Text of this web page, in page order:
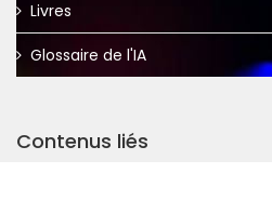
Livres
Glossaire de l'IA
Contenus liés